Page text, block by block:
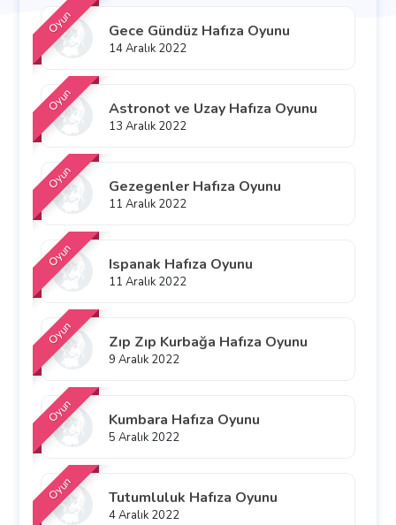
Oyun Gece Gündüz Hafıza Oyunu
14 Aralık 2022
Oyun Astronot ve Uzay Hafıza Oyunu
13 Aralık 2022
Oyun Gezegenler Hafıza Oyunu
11 Aralık 2022
Oyun Ispanak Hafıza Oyunu
11 Aralık 2022
Oyun Zıp Zıp Kurbağa Hafıza Oyunu
9 Aralık 2022
Oyun Kumbara Hafıza Oyunu
5 Aralık 2022
Oyun Tutumluluk Hafıza Oyunu
4 Aralık 2022